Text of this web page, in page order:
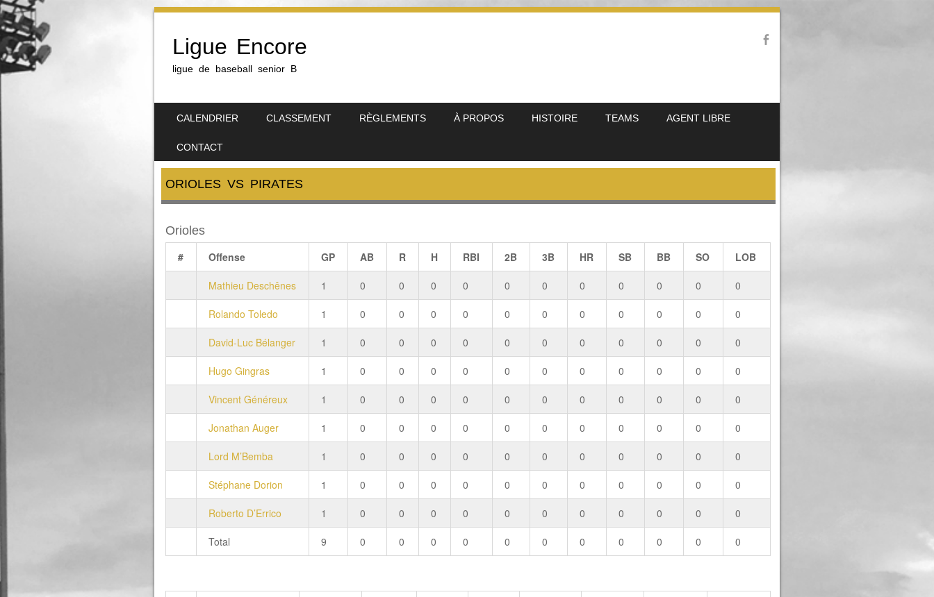
Ligue Encore
ligue de baseball senior B
CALENDRIER CLASSEMENT RÈGLEMENTS À PROPOS HISTOIRE TEAMS AGENT LIBRE
CONTACT
ORIOLES VS PIRATES
Orioles
#
Offense GP AB R H RBI 2B 3B HR SB BB SO LOB
Mathieu Deschênes 1 0 0 0 0 0 0 0 0 0 0 0
Rolando Toledo 1 0 0 0 0 0 0 0 0 0 0 0
David-Luc Bélanger 1 0 0 0 0 0 0 0 0 0 0 0
Hugo Gingras 1 0 0 0 0 0 0 0 0 0 0 0
Vincent Généreux 1 0 0 0 0 0 0 0 0 0 0 0
Jonathan Auger 1 0 0 0 0 0 0 0 0 0 0 0
Lord M’Bemba 1 0 0 0 0 0 0 0 0 0 0 0
Stéphane Dorion 1 0 0 0 0 0 0 0 0 0 0 0
Roberto D’Errico 1 0 0 0 0 0 0 0 0 0 0 0
Total 9 0 0 0 0 0 0 0 0 0 0 0